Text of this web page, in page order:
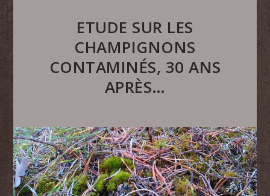
ETUDE SUR LES
CHAMPIGNONS
CONTAMINÉS, 30 ANS
APRÈS…